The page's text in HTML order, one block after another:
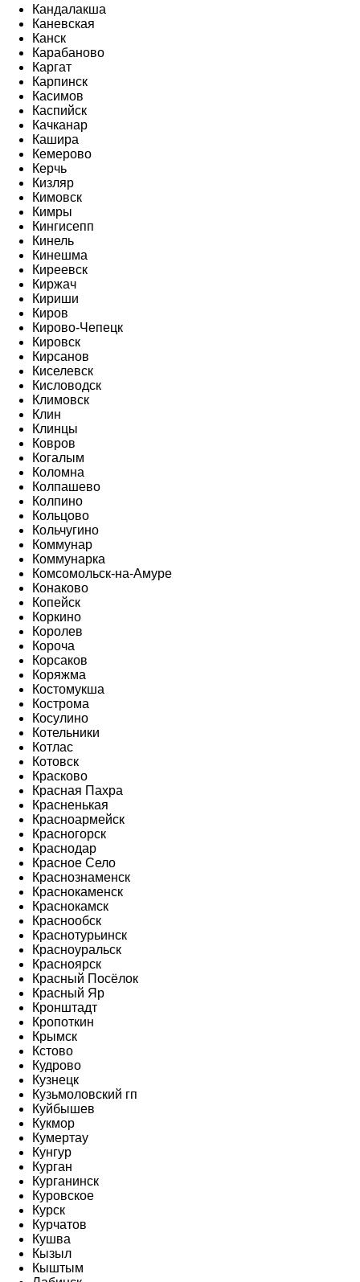
Кандалакша
Каневская
Канск
Карабаново
Каргат
Карпинск
Касимов
Каспийск
Качканар
Кашира
Кемерово
Керчь
Кизляр
Кимовск
Кимры
Кингисепп
Кинель
Кинешма
Киреевск
Киржач
Кириши
Киров
Кирово-Чепецк
Кировск
Кирсанов
Киселевск
Кисловодск
Климовск
Клин
Клинцы
Ковров
Когалым
Коломна
Колпашево
Колпино
Кольцово
Кольчугино
Коммунар
Коммунарка
Комсомольск-на-Амуре
Конаково
Копейск
Коркино
Королев
Короча
Корсаков
Коряжма
Костомукша
Кострома
Косулино
Котельники
Котлас
Котовск
Красково
Красная Пахра
Красненькая
Красноармейск
Красногорск
Краснодар
Красное Село
Краснознаменск
Краснокаменск
Краснокамск
Краснообск
Краснотурьинск
Красноуральск
Красноярск
Красный Посёлок
Красный Яр
Кронштадт
Кропоткин
Крымск
Кстово
Кудрово
Кузнецк
Кузьмоловский гп
Куйбышев
Кукмор
Кумертау
Кунгур
Курган
Курганинск
Куровское
Курск
Курчатов
Кушва
Кызыл
Кыштым